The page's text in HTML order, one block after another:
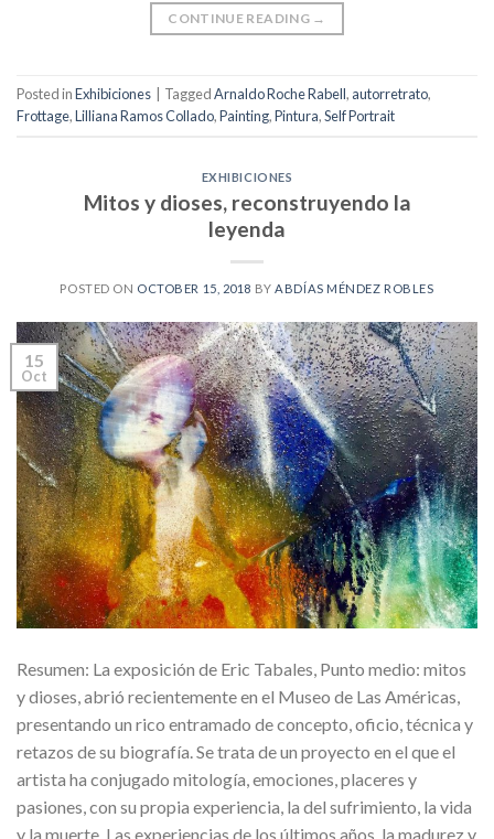
CONTINUE READING →
Posted inExhibiciones TaggedArnaldo Roche Rabell, autorretrato,
Frottage,Lilliana Ramos Collado,Painting,Pintura,Self Portrait
EXHIBICIONES
Mitos y dioses, reconstruyendo la
leyenda
POSTED ON OCTOBER 15, 2018 BY ABDÍAS MÉNDEZ ROBLES
15
Oct
Resumen: La exposición de Eric Tabales, Punto medio: mitos
y dioses, abrió recientemente en el Museo de Las Américas,
presentando un rico entramado de concepto, oficio, técnica y
retazos de su biografía. Se trata de un proyecto en el que el
artista ha conjugado mitología, emociones, placeres y
pasiones, con su propia experiencia, la del sufrimiento, la vida
y la muerte. Las experiencias de los últimos años, la madurez y